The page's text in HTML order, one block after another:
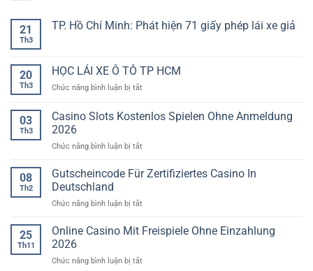
21
Th3
TP. Hồ Chí Minh: Phát hiện 71 giấy phép lái xe giả
luận
ở
TP.
Minh:
Phát
hiện
giấy
xe
giả
20
Th3
HỌC LÁI XE Ô TÔ TP HCM
Chức năng bình luận bị tắt
LÁI
XE
TÔ
HCM
03
Th3
Casino Slots Kostenlos Spielen Ohne Anmeldung
2026
Chức năng bình luận bị tắt
Slots
Ohne
2026
08
Th2
Gutscheincode Für Zertifiziertes Casino In
Deutschland
Chức năng bình luận bị tắt
Für
Zertifiziertes
In
25
Th11
Online Casino Mit Freispiele Ohne Einzahlung
2026
Chức năng bình luận bị tắt